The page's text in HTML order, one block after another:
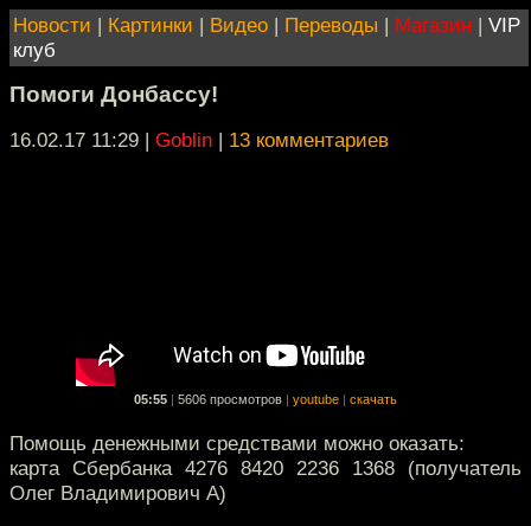
Новости | Картинки | Видео | Переводы | Магазин | VIP
клуб
Помоги Донбассу!
16.02.17 11:29 | Goblin | 13 комментариев
05:55 5606 просмотров youtube скачать
Помощь денежными средствами можно оказать:
карта Сбербанка 4276 8420 2236 1368 (получатель
Олег Владимирович А)